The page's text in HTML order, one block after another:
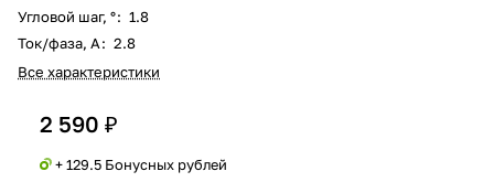
Угловой шаг, °: 1.8
Ток/фаза, А: 2.8
Все характеристики
2 590 ₽
+ 129.5 Бонусных рублей